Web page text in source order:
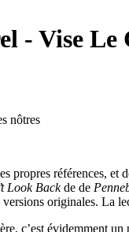
- Vise Le
nôtres
propres références, et
Look Backde de
originales. La
c’est évidemment